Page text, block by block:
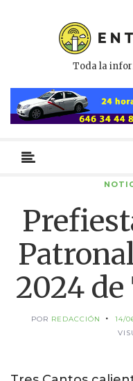
Toda la
primario
2024 de
POR REDACCIÓN 14/